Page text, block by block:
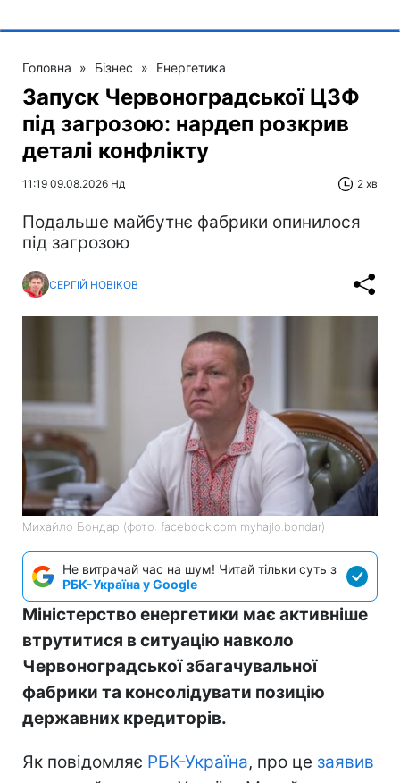
Головна » Бізнес » Енергетика
Запуск Червоноградської ЦЗФ
під загрозою: нардеп розкрив
деталі конфлікту
11:19 09.08.2026 Нд 2 хв
Подальше майбутнє фабрики опинилося
під загрозою
СЕРГІЙ НОВІКОВ
Михайло Бондар (фото: facebook.com myhajlo.bondar)
Не витрачай час на шум! Читай тільки суть з
РБК-Україна у Google
Міністерство енергетики має активніше
втрутитися в ситуацію навколо
Червоноградської збагачувальної
фабрики та консолідувати позицію
державних кредиторів.
Як повідомляє РБК-Україна, про це заявив